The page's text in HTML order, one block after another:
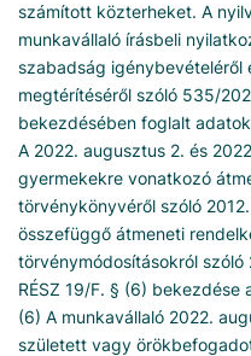
számított közterheket. A
munkavállaló írásbeli
szabadság igénybevételéről
megtérítéséről szóló 535/
bekezdésében foglalt
A 2022. augusztus 2. és
gyermekekre vonatkozó
törvénykönyvéről szóló
összefüggő átmeneti
törvénymódosításokról szóló
RÉSZ 19/F. § (6) bekezdése
(6) A munkavállaló 2022.
született vagy